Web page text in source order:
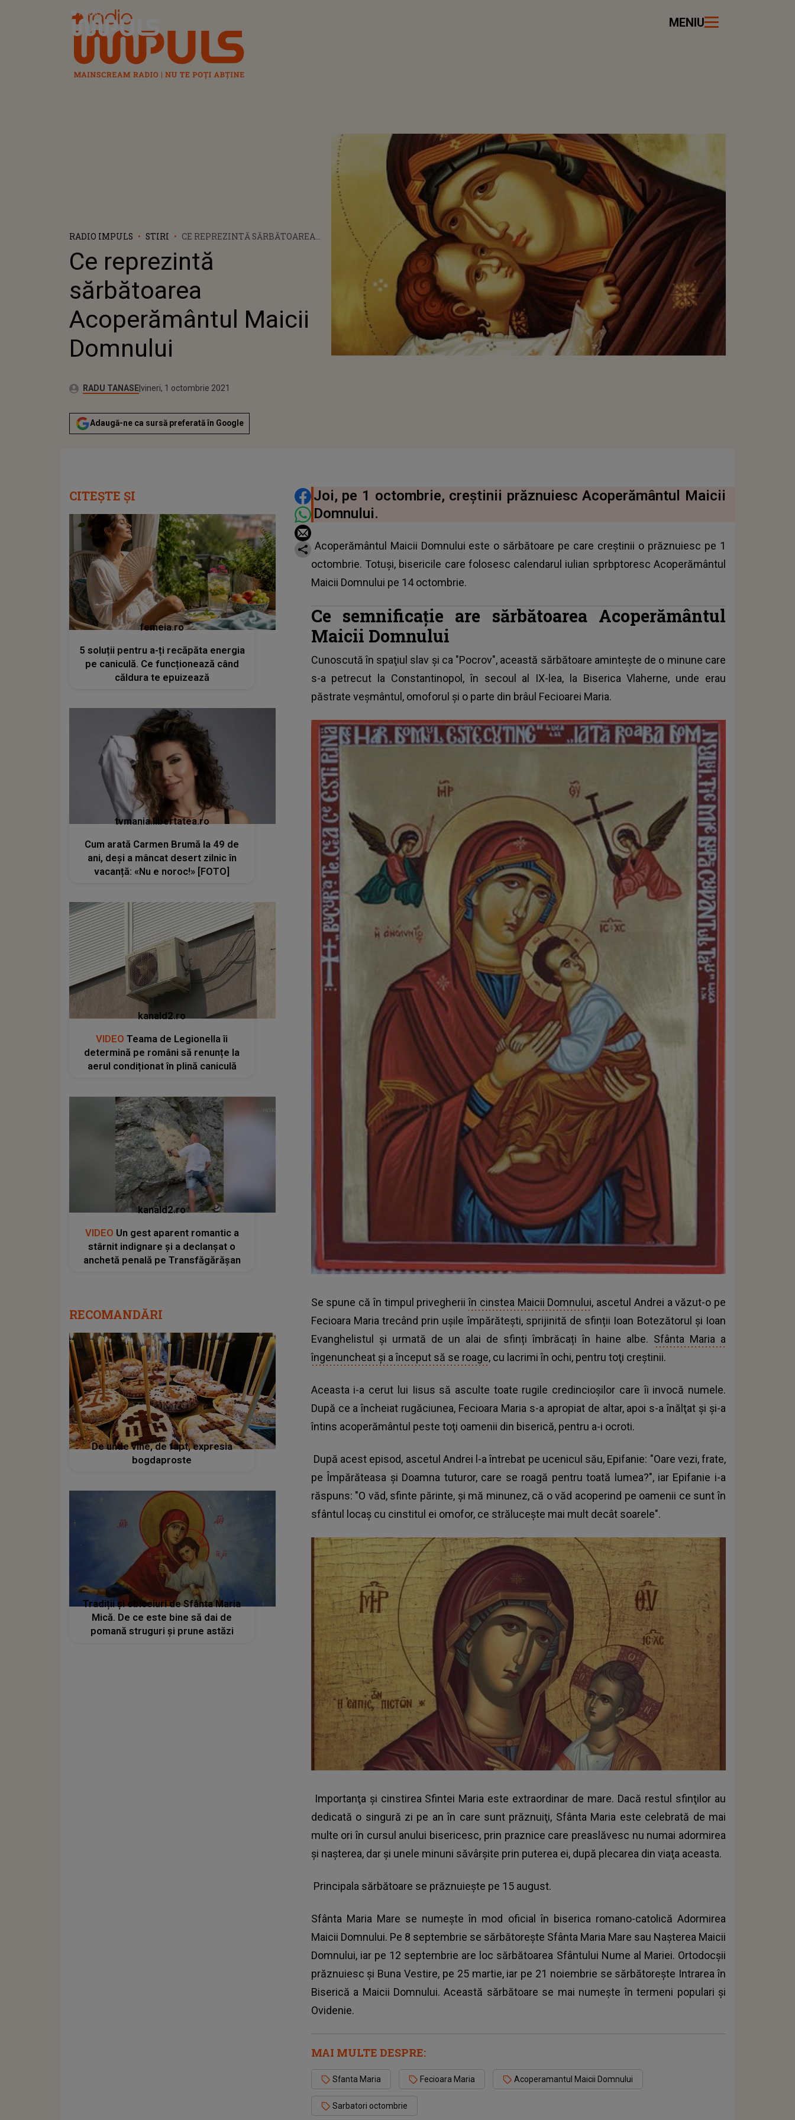
Radio Impuls MENIU
RADIO IMPULS STIRI
CE REPREZINTĂ SĂRBĂTOAREA
DOMNULUI
Ce reprezintă
sărbătoarea
Acoperământul Maicii
Domnului
Autor:RADU TANASEPublicat:
vineri, 1 octombrie 2021
Actualizat:
vineri, 1 octombrie 2021
Adaugă-ne ca sursă preferată în Google
DISTRIBUIE ARTICOLUL
Joi, pe 1 octombrie, creştinii prăznuiesc Acoperământul Maicii
Domnului.
Acoperământul Maicii Domnului este o sărbătoare pe care creştinii o prăznuiesc pe 1
octombrie. Totuşi, bisericile care folosesc calendarul iulian sprbptoresc Acoperământul
Maicii Domnului pe 14 octombrie.
Ce semnificaţie are sărbătoarea Acoperământul
Maicii Domnului
Cunoscută în spaţiul slav şi ca "Pocrov", această sărbătoare aminteşte de o minune care
s-a petrecut la Constantinopol, în secoul al IX-lea, la Biserica Vlaherne, unde erau
păstrate veşmântul, omoforul şi o parte din brâul Fecioarei Maria.
Se spune că în timpul privegheriiîn cinstea Maicii Domnului, ascetul Andrei a văzut-o pe
Fecioara Maria trecând prin uşile împărăteşti, sprijinită de sfinții Ioan Botezătorul și Ioan
Evanghelistul și urmată de un alai de sfinți îmbrăcați în haine albe. Sfânta Maria a
îngenuncheat şi a început să se roage, cu lacrimi în ochi, pentru toţi creştinii.
Aceasta i-a cerut lui Iisus să asculte toate rugile credincioşilor care îi invocă numele.
După ce a încheiat rugăciunea, Fecioara Maria s-a apropiat de altar, apoi s-a înălţat şi şi-a
întins acoperământul peste toţi oamenii din biserică, pentru a-i ocroti.
După acest episod, ascetul Andrei l-a întrebat pe ucenicul său, Epifanie: "Oare vezi, frate,
pe Împărăteasa și Doamna tuturor, care se roagă pentru toată lumea?", iar Epifanie i-a
răspuns: "O văd, sfinte părinte, și mă minunez, că o văd acoperind pe oamenii ce sunt în
sfântul locaș cu cinstitul ei omofor, ce strălucește mai mult decât soarele".
Importanţa şi cinstirea Sfintei Maria este extraordinar de mare. Dacă restul sfinţilor au
dedicată o singură zi pe an în care sunt prăznuiţi, Sfânta Maria este celebrată de mai
multe ori în cursul anului bisericesc, prin praznice care preaslăvesc nu numai adormirea
şi naşterea, dar şi unele minuni săvârşite prin puterea ei, după plecarea din viaţa aceasta.
Principala sărbătoare se prăznuieşte pe 15 august.
Sfânta Maria Mare se numeşte în mod oficial în biserica romano-catolică Adormirea
Maicii Domnului. Pe 8 septembrie se sărbătoreşte Sfânta Maria Mare sau Naşterea Maicii
Domnului, iar pe 12 septembrie are loc sărbătoarea Sfântului Nume al Mariei. Ortodocşii
prăznuiesc şi Buna Vestire, pe 25 martie, iar pe 21 noiembrie se sărbătoreşte Intrarea în
Biserică a Maicii Domnului. Această sărbătoare se mai numeşte în termeni populari şi
Ovidenie.
MAI MULTE DESPRE:
Sfanta Maria Fecioara Maria Acoperamantul Maicii Domnului
Sarbatori octombrie
CITEȘTE ȘI
femeia.ro
5 soluții pentru a-ți recăpăta energia
pe caniculă. Ce funcționează când
căldura te epuizează
tvmania.libertatea.ro
Cum arată Carmen Brumă la 49 de
ani, deși a mâncat desert zilnic în
vacanță: «Nu e noroc!» [FOTO]
kanald2.ro
VIDEO Teama de Legionella îi
determină pe români să renunțe la
aerul condiționat în plină caniculă
kanald2.ro
VIDEO Un gest aparent romantic a
stârnit indignare și a declanșat o
anchetă penală pe Transfăgărășan
RECOMANDĂRI
De unde vine, de fapt, expresia
bogdaproste
Tradiții și obiceiuri de Sfânta Maria
Mică. De ce este bine să dai de
pomană struguri și prune astăzi